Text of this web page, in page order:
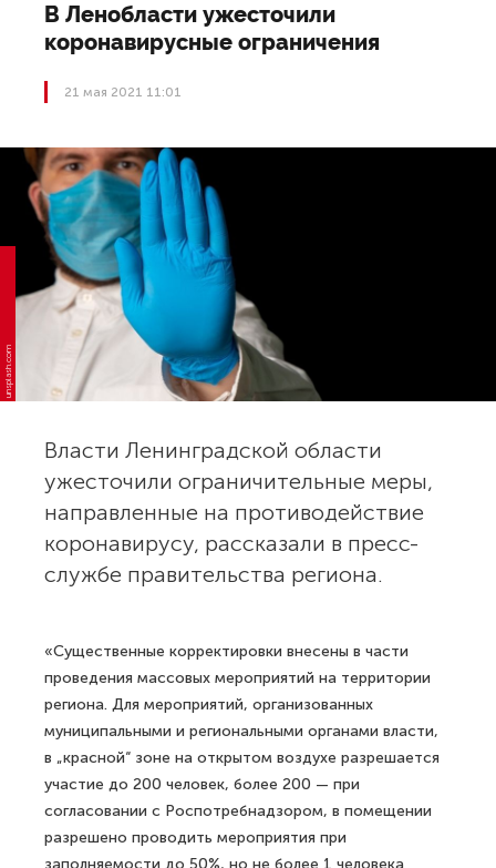
В Ленобласти ужесточили
коронавирусные ограничения
21 мая 2021 11:01
unsplash.com
Власти Ленинградской области
ужесточили ограничительные меры,
направленные на противодействие
коронавирусу, рассказали в пресс-
службе правительства региона.
«Существенные корректировки внесены в части
проведения массовых мероприятий на территории
региона. Для мероприятий, организованных
муниципальными и региональными органами власти,
в „красной“ зоне на открытом воздухе разрешается
участие до 200 человек, более 200 — при
согласовании с Роспотребнадзором, в помещении
разрешено проводить мероприятия при